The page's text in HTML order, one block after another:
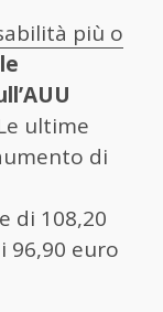
più o
ultime
di
di 108,20
96,90 euro